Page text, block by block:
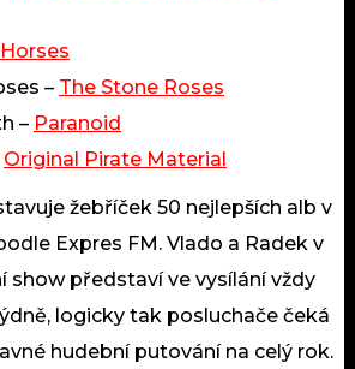
Horses
– The Stone Roses
– Paranoid
Original Pirate Material
žebříček 50 nejlepších alb v
Expres FM. Vlado a Radek v
show představí ve vysílání vždy
logicky tak posluchače čeká
hudební putování na celý rok.